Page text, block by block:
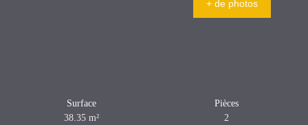
+ de photos
Surface
38.35 m²
Pièces
2